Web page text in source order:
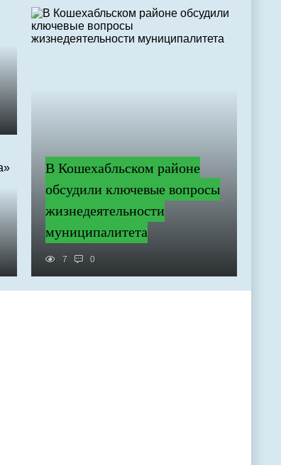
В Кошехабльском районе
обсудили ключевые вопросы
жизнедеятельности
муниципалитета
7 0